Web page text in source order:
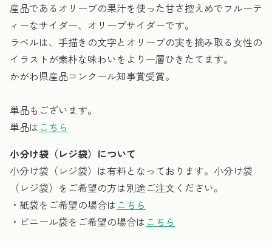
産品であるオリーブの果汁を使った甘さ控えめでフルーテ
ィーなサイダー、オリーブサイダーです。
ラベルは、手描きの文字とオリーブの実を摘み取る女性の
イラストが素朴な味わいをより一層ひきたてます。
かがわ県産品コンクール知事賞受賞。
単品もございます。
単品は こちら
小分け袋（レジ袋）について
小分け袋（レジ袋）は有料となっております。小分け袋
（レジ袋）をご希望の方は別途ご注文ください。
・紙袋をご希望の場合は こちら
・ビニール袋をご希望の場合は こちら